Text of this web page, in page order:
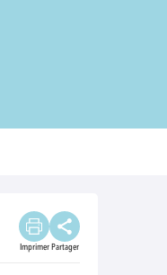
Imprimer Partager